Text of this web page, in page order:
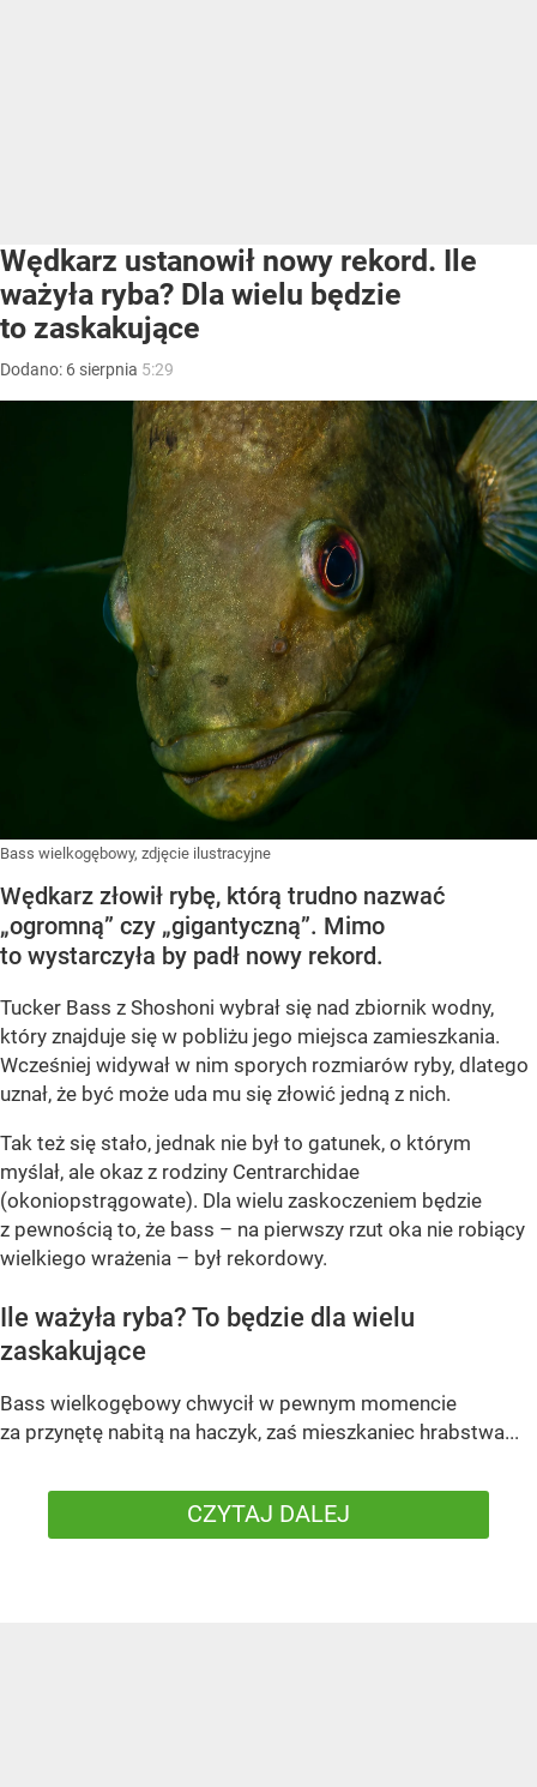
Wędkarz ustanowił nowy rekord. Ile
ważyła ryba? Dla wielu będzie
to zaskakujące
Dodano: 6 sierpnia 5:29
Bass wielkogębowy, zdjęcie ilustracyjne
Wędkarz złowił rybę, którą trudno nazwać
„ogromną” czy „gigantyczną”. Mimo
to wystarczyła by padł nowy rekord.
Tucker Bass z Shoshoni wybrał się nad zbiornik wodny,
który znajduje się w pobliżu jego miejsca zamieszkania.
Wcześniej widywał w nim sporych rozmiarów ryby, dlatego
uznał, że być może uda mu się złowić jedną z nich.
Tak też się stało, jednak nie był to gatunek, o którym
myślał, ale okaz z rodziny Centrarchidae
(okoniopstrągowate). Dla wielu zaskoczeniem będzie
z pewnością to, że bass – na pierwszy rzut oka nie robiący
wielkiego wrażenia – był rekordowy.
Ile ważyła ryba? To będzie dla wielu
zaskakujące
Bass wielkogębowy chwycił w pewnym momencie
za przynętę nabitą na haczyk, zaś mieszkaniec hrabstwa...
CZYTAJ DALEJ